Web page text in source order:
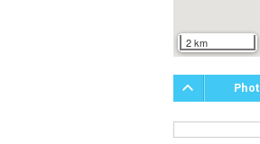
2 km